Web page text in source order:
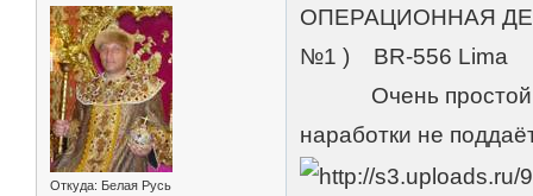
Откуда: Белая Русь
ОПЕРАЦИОННАЯ
№1 ) BR-556 Lima
Очень простой и
наработки не